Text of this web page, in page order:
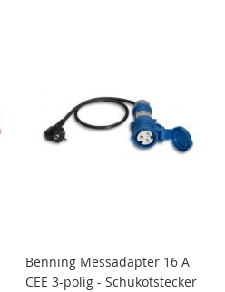
Benning Messadapter 16 A
CEE 3-polig - Schukotstecker